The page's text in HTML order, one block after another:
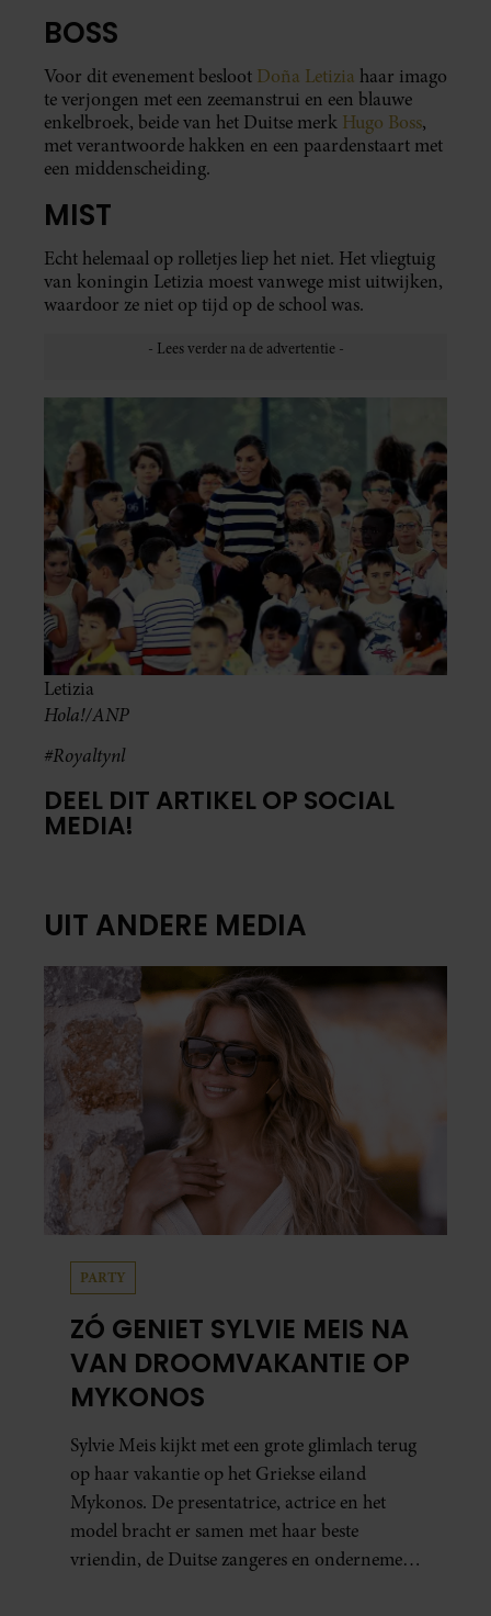
BOSS
Voor dit evenement besloot Doña Letizia haar imago
te verjongen met een zeemanstrui en een blauwe
enkelbroek, beide van het Duitse merk Hugo Boss,
met verantwoorde hakken en een paardenstaart met
een middenscheiding.
MIST
Echt helemaal op rolletjes liep het niet. Het vliegtuig
van koningin Letizia moest vanwege mist uitwijken,
waardoor ze niet op tijd op de school was.
Letizia
Hola!/ANP
#Royaltynl
DEEL DIT ARTIKEL OP SOCIAL
MEDIA!
UIT ANDERE MEDIA
PARTY
ZÓ GENIET SYLVIE MEIS NA
VAN DROOMVAKANTIE OP
MYKONOS
Sylvie Meis kijkt met een grote glimlach terug
op haar vakantie op het Griekse eiland
Mykonos. De presentatrice, actrice en het
model bracht er samen met haar beste
vriendin, de Duitse zangeres en ondernemer